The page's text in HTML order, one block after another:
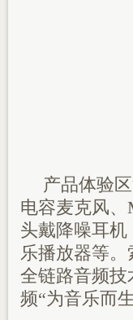
产品体验
电容麦克风
头戴降噪耳
乐播放器等
全链路音频
频“为音乐而